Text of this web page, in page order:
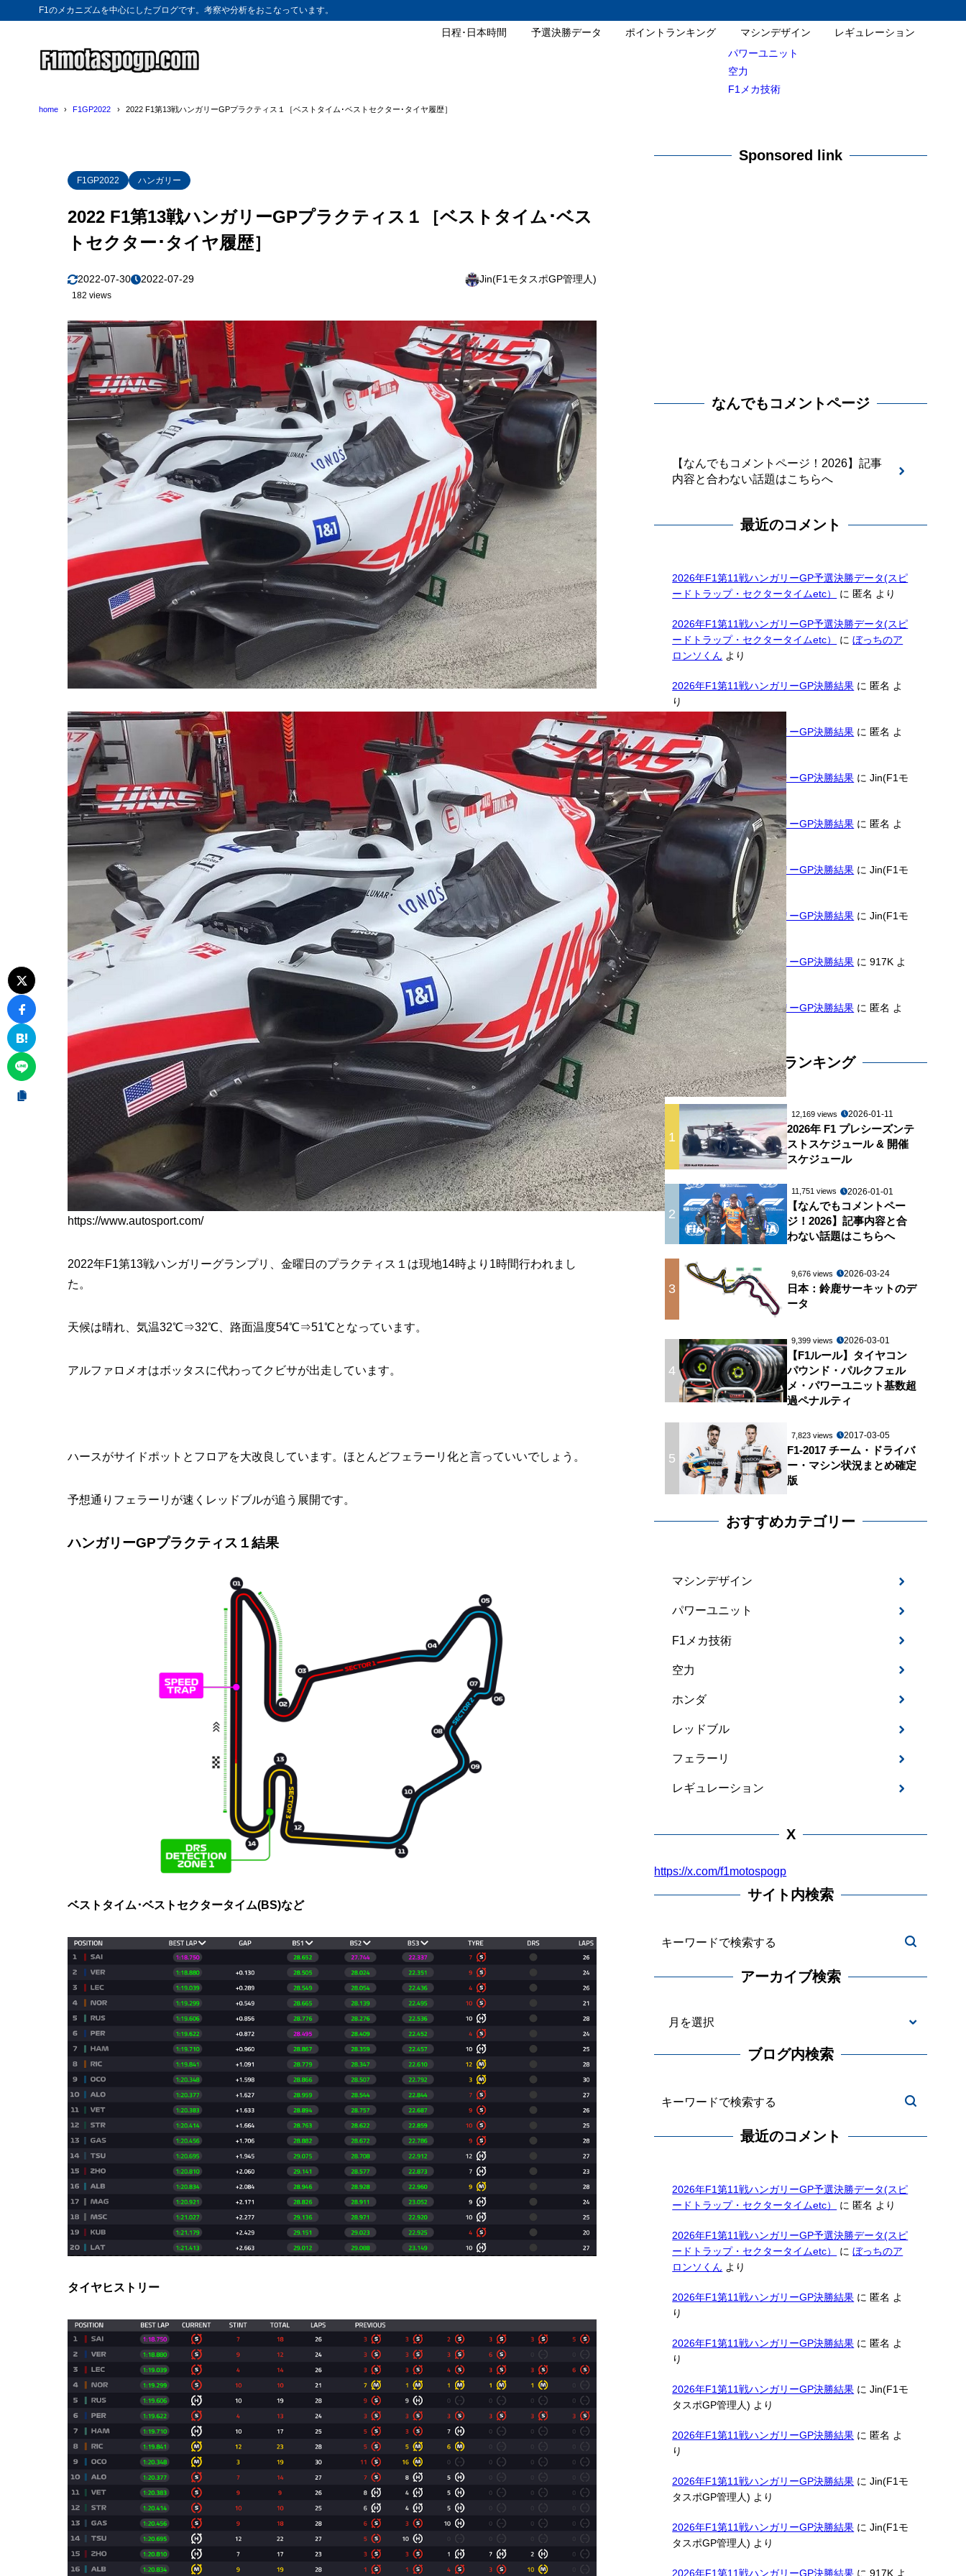
F1のメカニズムを中心にしたブログです。考察や分析をおこなっています。
日程･日本時間 予選決勝データ ポイントランキング
マシンデザイン
パワーユニット
空力
F1メカ技術
レギュレーション
home F1GP2022 2022 F1第13戦ハンガリーGPプラクティス１［ベストタイム･ベストセクター･タイヤ履歴］
F1GP2022 ハンガリー
2022 F1第13戦ハンガリーGPプラクティス１［ベストタイム･ベス
トセクター･タイヤ履歴］
2022-07-30 2022-07-29 Jin(F1モタスポGP管理人)
182 views
https://www.autosport.com/
2022年F1第13戦ハンガリーグランプリ、金曜日のプラクティス１は現地14時より1時間行われまし
た。
天候は晴れ、気温32℃⇒32℃、路面温度54℃⇒51℃となっています。
アルファロメオはボッタスに代わってクビサが出走しています。
ハースがサイドポットとフロアを大改良しています。ほとんどフェラーリ化と言っていいでしょう。
予想通りフェラーリが速くレッドブルが追う展開です。
ハンガリーGPプラクティス１結果
ベストタイム･ベストセクタータイム(BS)など
タイヤヒストリー
Sponsored link
なんでもコメントページ
【なんでもコメントページ！2026】記事
内容と合わない話題はこちらへ
最近のコメント
2026年F1第11戦ハンガリーGP予選決勝データ(スピ
ードトラップ・セクタータイムetc）
に 匿名 より
2026年F1第11戦ハンガリーGP予選決勝データ(スピ
ードトラップ・セクタータイムetc）
にぼっちのア
ロンソくん より
2026年F1第11戦ハンガリーGP決勝結果 に 匿名 よ
り
2026年F1第11戦ハンガリーGP決勝結果 に 匿名 よ
り
2026年F1第11戦ハンガリーGP決勝結果 にJin(F1モ
タスポGP管理人)より
2026年F1第11戦ハンガリーGP決勝結果 に 匿名 よ
2026年F1第11戦ハンガリーGP決勝結果 にJin(F1モ
タスポGP管理人)より
2026年F1第11戦ハンガリーGP決勝結果 にJin(F1モ
タスポGP管理人)
より
2026年F1第11戦ハンガリーGP決勝結果 に917K よ
り
2026年F1第11戦ハンガリーGP決勝結果 に 匿名 よ
り
アクセスランキング
1
12,169 views 2026-01-11
2026年 F1 プレシーズンテ
ストスケジュール & 開催
スケジュール
2
11,751 views 2026-01-01
【なんでもコメントペー
ジ！2026】記事内容と合
わない話題はこちらへ
3
9,676 views 2026-03-24
日本：鈴鹿サーキットのデ
ータ
4
9,399 views 2026-03-01
【F1ルール】タイヤコン
パウンド・パルクフェル
メ・パワーユニット基数超
過ペナルティ
5
7,823 views 2017-03-05
F1-2017 チーム・ドライバ
ー・マシン状況まとめ確定
版
おすすめカテゴリー
マシンデザイン
パワーユニット
F1メカ技術
空力
ホンダ
レッドブル
フェラーリ
レギュレーション
X
https://x.com/f1motospogp
サイト内検索
アーカイブ検索
ブログ内検索
最近のコメント
2026年F1第11戦ハンガリーGP予選決勝データ(スピ
ードトラップ・セクタータイムetc）
に 匿名 より
2026年F1第11戦ハンガリーGP予選決勝データ(スピ
ードトラップ・セクタータイムetc）
にぼっちのア
ロンソくん より
2026年F1第11戦ハンガリーGP決勝結果 に 匿名 よ
り
2026年F1第11戦ハンガリーGP決勝結果 に 匿名 よ
り
2026年F1第11戦ハンガリーGP決勝結果 にJin(F1モ
タスポGP管理人) より
2026年F1第11戦ハンガリーGP決勝結果 に 匿名 よ
り
2026年F1第11戦ハンガリーGP決勝結果 にJin(F1モ
タスポGP管理人) より
2026年F1第11戦ハンガリーGP決勝結果 にJin(F1モ
タスポGP管理人) より
2026年F1第11戦ハンガリーGP決勝結果 に917K よ